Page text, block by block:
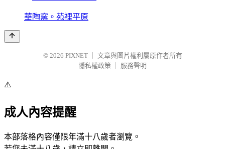
華陶窯。苑裡平原
© 2026 PIXNET
文章與圖片權利屬原作者所有
隱私權政策
服務聲明
⚠️
成人內容提醒
本部落格內容僅限年滿十八歲者瀏覽。